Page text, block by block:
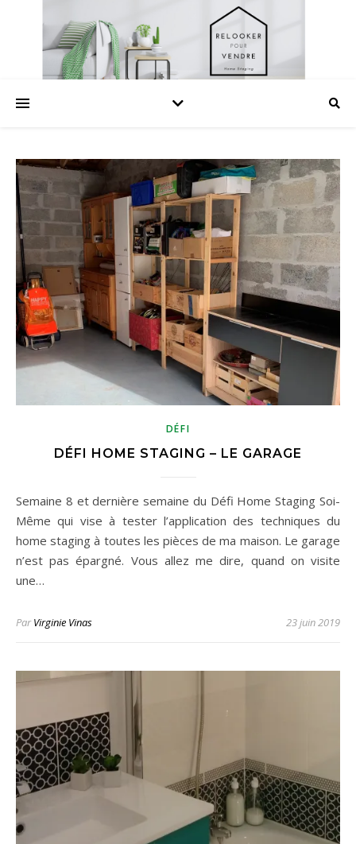
DÉFI
DÉFI HOME STAGING – LE GARAGE
Semaine 8 et dernière semaine du Défi Home Staging Soi-
Même qui vise à tester l’application des techniques du
home staging à toutes les pièces de ma maison. Le garage
n’est pas épargné. Vous allez me dire, quand on visite
une…
ParVirginie Vinas 23 juin 2019